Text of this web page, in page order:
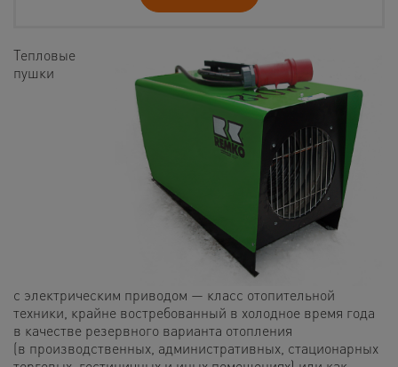
Тепловые
пушки
с электрическим приводом — класс отопительной
техники, крайне востребованный в холодное время года
в качестве резервного варианта отопления
(в производственных, административных, стационарных